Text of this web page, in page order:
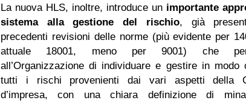
La nuova HLS, inoltre, introduce un importante
sistema alla gestione del rischio, già
precedenti revisioni delle norme (più evidente per
attuale 18001, meno per 9001) che
all’Organizzazione di individuare e gestire in modo
tutti i rischi provenienti dai vari aspetti della
d’impresa, con una chiara definizione di